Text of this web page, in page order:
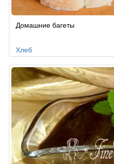
Домашние багеты
Хлеб